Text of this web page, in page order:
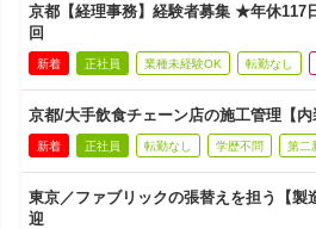
京都【経理事務】経験者募集 ★年休
回
新着 正社員 業種未経験OK 転勤なし
京都/大手飲食チェーン店の施工管理【
新着 正社員 転勤なし 学歴不問 第二
東京／ファブリックの張替えを担う【
迎